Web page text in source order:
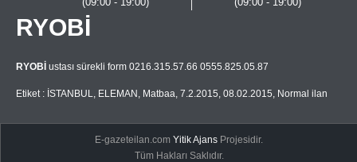
RYOBİ
RYOBİ ustası sürekli form 0216.315.57.66 0555.825.05.87
Etiket : İSTANBUL, ELEMAN , Matbaa, 7.2.2015, 08.02.2015, Normal ilan
E-gazeteilan.comYitik Ajans Projesidir.
Tüm Hakları Saklıdır.